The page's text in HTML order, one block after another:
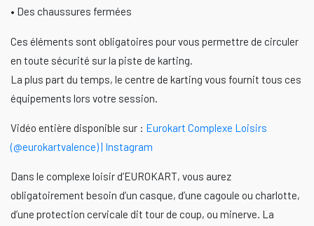
• Des chaussures fermées
Ces éléments sont obligatoires pour vous permettre de circuler
en toute sécurité sur la piste de karting.
La plus part du temps, le centre de karting vous fournit tous ces
équipements lors votre session.
Vidéo entière disponible sur : Eurokart Complexe Loisirs
(@eurokartvalence) | Instagram
Dans le complexe loisir d’EUROKART, vous aurez
obligatoirement besoin d’un casque, d’une cagoule ou charlotte,
d’une protection cervicale dit tour de coup, ou minerve. La